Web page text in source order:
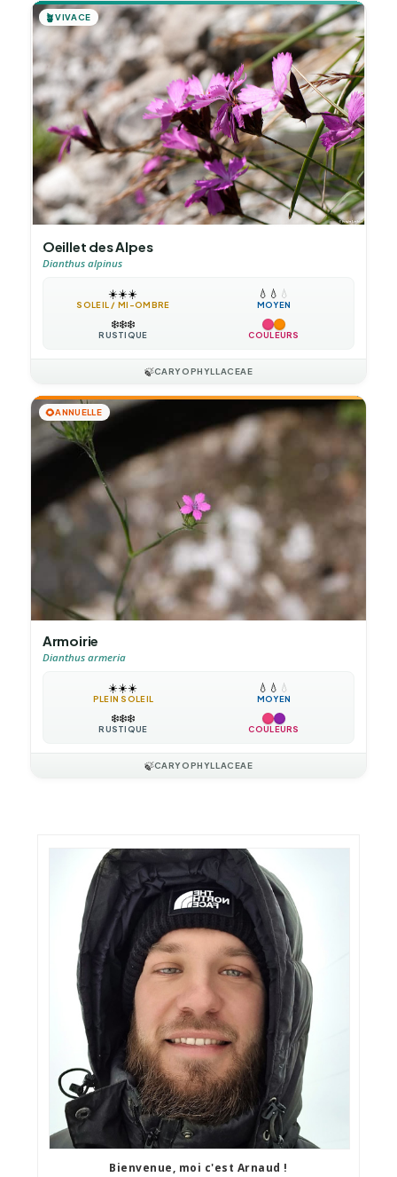
🪴VIVACE
Oeillet des Alpes
Dianthus alpinus
☀️☀️☀️
SOLEIL / MI-OMBRE
💧 💧 💧
MOYEN
❄️❄️❄️
RUSTIQUE COULEURS
🍃CARYOPHYLLACEAE
🌻ANNUELLE
Armoirie
Dianthus armeria
☀️☀️☀️
PLEIN SOLEIL
💧 💧 💧
MOYEN
❄️❄️❄️
RUSTIQUE COULEURS
🍃CARYOPHYLLACEAE
Bienvenue, moi c'est Arnaud !